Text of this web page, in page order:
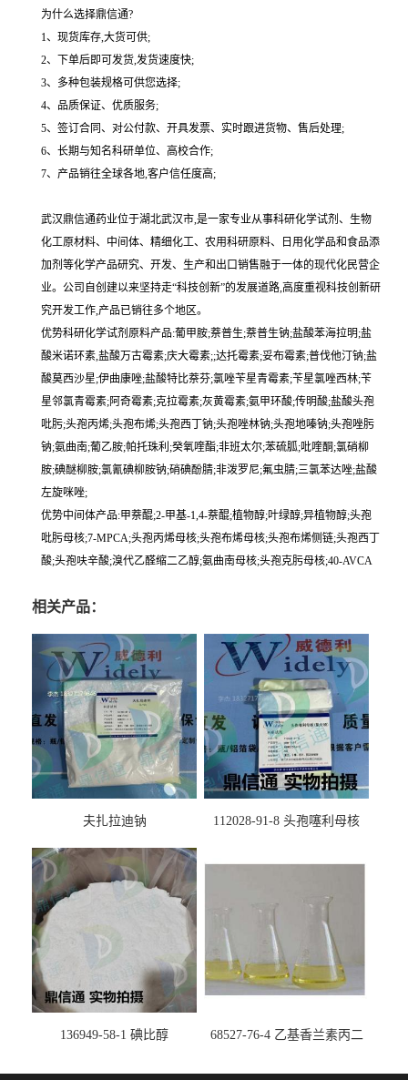
为什么选择鼎信通?
1、现货库存,大货可供;
2、下单后即可发货,发货速度快;
3、多种包装规格可供您选择;
4、品质保证、优质服务;
5、签订合同、对公付款、开具发票、实时跟进货物、售后处理;
6、长期与知名科研单位、高校合作;
7、产品销往全球各地,客户信任度高;
武汉鼎信通药业位于湖北武汉市,是一家专业从事科研化学试剂、生物
化工原材料、中间体、精细化工、农用科研原料、日用化学品和食品添
加剂等化学产品研究、开发、生产和出口销售融于一体的现代化民营企
业。公司自创建以来坚持走“科技创新”的发展道路,高度重视科技创新研
究开发工作,产品已销往多个地区。
优势科研化学试剂原料产品:葡甲胺;萘普生;萘普生钠;盐酸苯海拉明;盐
酸米诺环素,盐酸万古霉素;庆大霉素;;达托霉素;妥布霉素;普伐他汀钠;盐
酸莫西沙星;伊曲康唑;盐酸特比萘芬;氯唑苄星青霉素;苄星氯唑西林;苄
星邻氯青霉素;阿奇霉素;克拉霉素;灰黄霉素;氨甲环酸;传明酸;盐酸头孢
吡肟;头孢丙烯;头孢布烯;头孢西丁钠;头孢唑林钠;头孢地嗪钠;头孢唑肟
钠;氨曲南;葡乙胺;帕托珠利;癸氧喹酯;非班太尔;苯硫胍;吡喹酮;氯硝柳
胺;碘醚柳胺;氯氰碘柳胺钠;硝碘酚腈;非泼罗尼;氟虫腈;三氯苯达唑;盐酸
左旋咪唑;
优势中间体产品:甲萘醌;2-甲基-1,4-萘醌;植物醇;叶绿醇;异植物醇;头孢
吡肟母核;7-MPCA;头孢丙烯母核;头孢布烯母核;头孢布烯侧链;头孢西丁
酸;头孢呋辛酸;溴代乙醛缩二乙醇;氨曲南母核;头孢克肟母核;40-AVCA
相关产品：
夫扎拉迪钠
112028-91-8 头孢噻利母核
136949-58-1 碘比醇
68527-76-4 乙基香兰素丙二